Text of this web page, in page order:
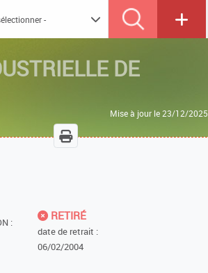
DE
Mise à jour le 23/12/2025
:
RETIRÉ
date de retrait :
06/02/2004